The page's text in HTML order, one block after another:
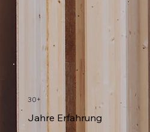
30+
Jahre Erfahrung